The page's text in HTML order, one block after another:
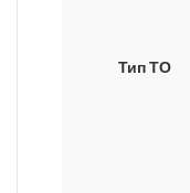
Тип ТО